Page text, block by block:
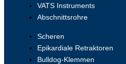
VATS Instruments
Abschnittsrohre
Scheren
Epikardiale Retraktoren
Bulldog-Klemmen